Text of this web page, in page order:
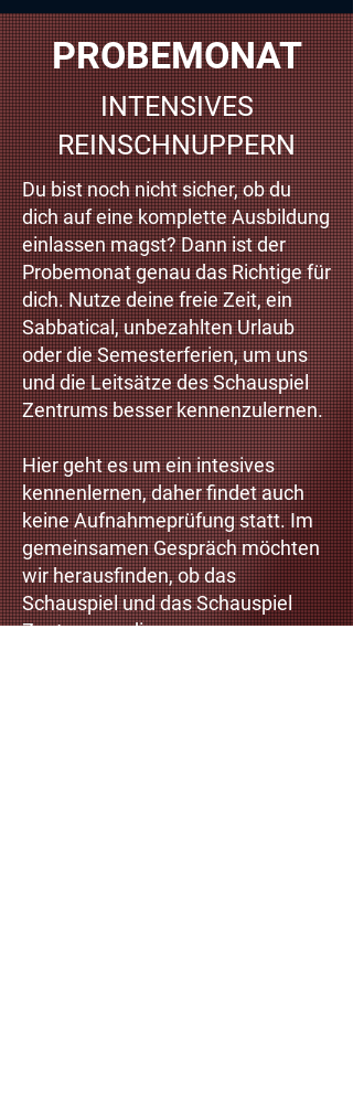
PROBEMONAT
INTENSIVES
REINSCHNUPPERN
Du bist noch nicht sicher, ob du
dich auf eine komplette Ausbildung
einlassen magst? Dann ist der
Probemonat genau das Richtige für
dich. Nutze deine freie Zeit, ein
Sabbatical, unbezahlten Urlaub
oder die Semesterferien, um uns
und die Leitsätze des Schauspiel
Zentrums besser kennenzulernen.
Hier geht es um ein intesives
kennenlernen, daher findet auch
keine Aufnahmeprüfung statt. Im
gemeinsamen Gespräch möchten
wir herausfinden, ob das
Schauspiel und das Schauspiel
Zentrum zu dir passen.